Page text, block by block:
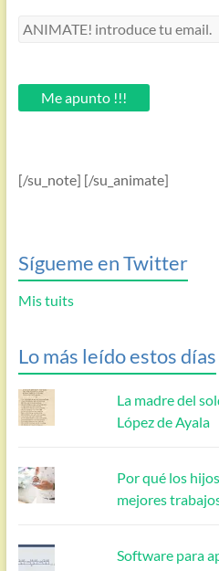
ANIMATE!
email.Me apunto !!!
[/su_note] [/su_animate]
Sígueme en Twitter
Mis tuits
Lo más leído estos días
La madre del
López de Ayala
Por qué los
mejores
Software para